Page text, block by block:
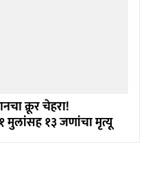
क्रूर चेहरा!
मुलांसह १३ जणांचा मृत्यू